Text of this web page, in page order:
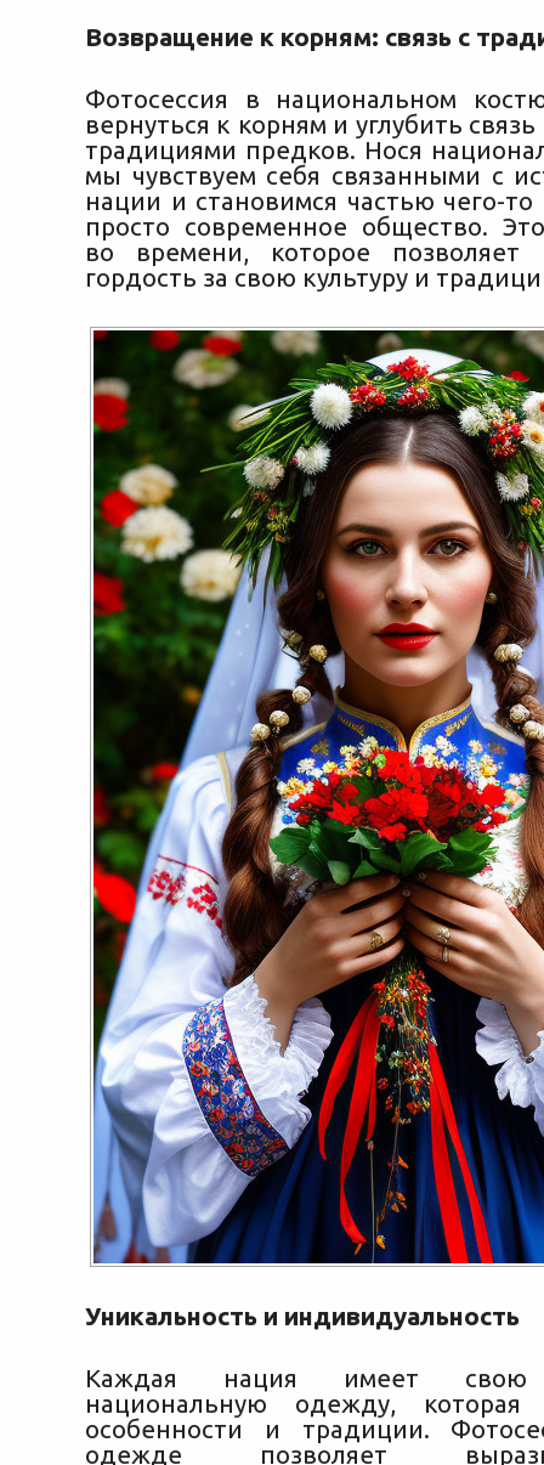
Возвращение к корням: связь с
Фотосессия в национальном
вернуться к корням и углубить
традициями предков. Нося
мы чувствуем себя связанными с
нации и становимся частью чего-
просто современное общество.
во времени, которое позволяет
гордость за свою культуру и
Уникальность и индивидуальность
Каждая нация имеет свою
национальную одежду,
особенности и традиции.
одежде позволяет